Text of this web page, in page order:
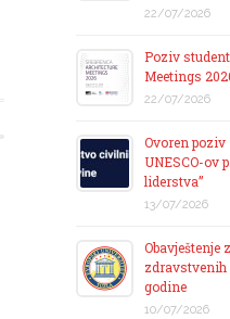
22/07/2026
Poziv
Meetings
22/07/2026
Ovoren
UNESCO-ov
liderstva”
13/07/2026
Obavještenje
zdravstvenih
godine
10/07/2026